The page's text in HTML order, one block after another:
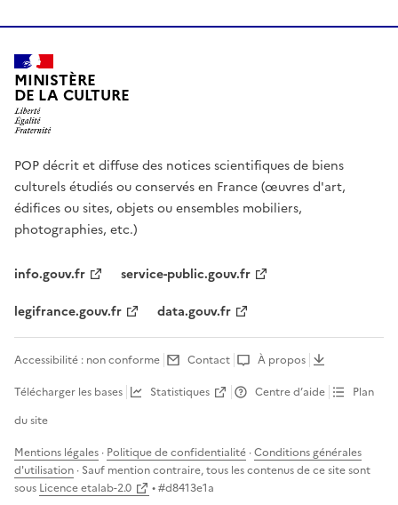
MINISTÈRE
DE LA CULTURE
POP décrit et diffuse des notices scientifiques de biens
culturels étudiés ou conservés en France (œuvres d'art,
édifices ou sites, objets ou ensembles mobiliers,
photographies, etc.)
info.gouv.fr
service-public.gouv.fr
legifrance.gouv.fr
data.gouv.fr
Accessibilité : non conforme Contact
À propos
Télécharger les bases
Statistiques Centre d’aide
Plan
du site
Mentions légales · Politique de confidentialité ·Conditions générales
d'utilisation · Sauf mention contraire, tous les contenus de ce site sont
sous Licence etalab-2.0 • #d8413e1a